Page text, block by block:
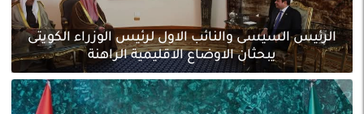
الرئيس السيسى والنائب الاول لرئيس الوزراء الكويتى
يبحثان الاوضاع الاقليمية الراهنة